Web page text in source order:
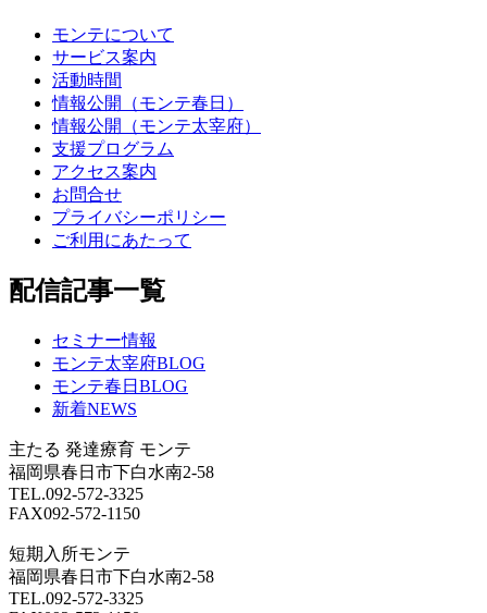
モンテについて
サービス案内
活動時間
情報公開（モンテ春日）
情報公開（モンテ太宰府）
支援プログラム
アクセス案内
お問合せ
プライバシーポリシー
ご利用にあたって
配信記事一覧
セミナー情報
モンテ太宰府BLOG
モンテ春日BLOG
新着NEWS
主たる 発達療育 モンテ
福岡県春日市下白水南2-58
TEL.092-572-3325
FAX092-572-1150
短期入所モンテ
福岡県春日市下白水南2-58
TEL.092-572-3325